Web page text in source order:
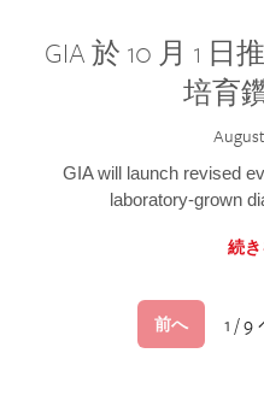
GIA 於 10 月 1
培育
GIA will launch revised
laboratory-grown
続
前へ 1 / 9